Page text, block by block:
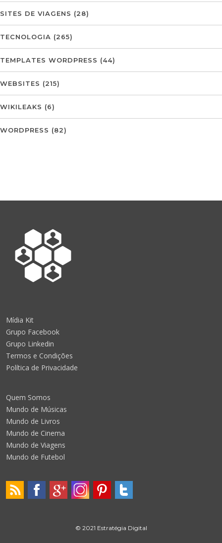
SITES DE VIAGENS (28)
TECNOLOGIA (265)
TEMPLATES WORDPRESS (44)
WEBSITES (215)
WIKILEAKS (6)
WORDPRESS (82)
Mídia Kit
Grupo Facebook
Grupo Linkedin
Termos e Condições
Política de Privacidade
Quem Somos
Mundo de Músicas
Mundo de Livros
Mundo de Cinema
Mundo de Viagens
Mundo de Futebol
© 2021 Estratégia Digital